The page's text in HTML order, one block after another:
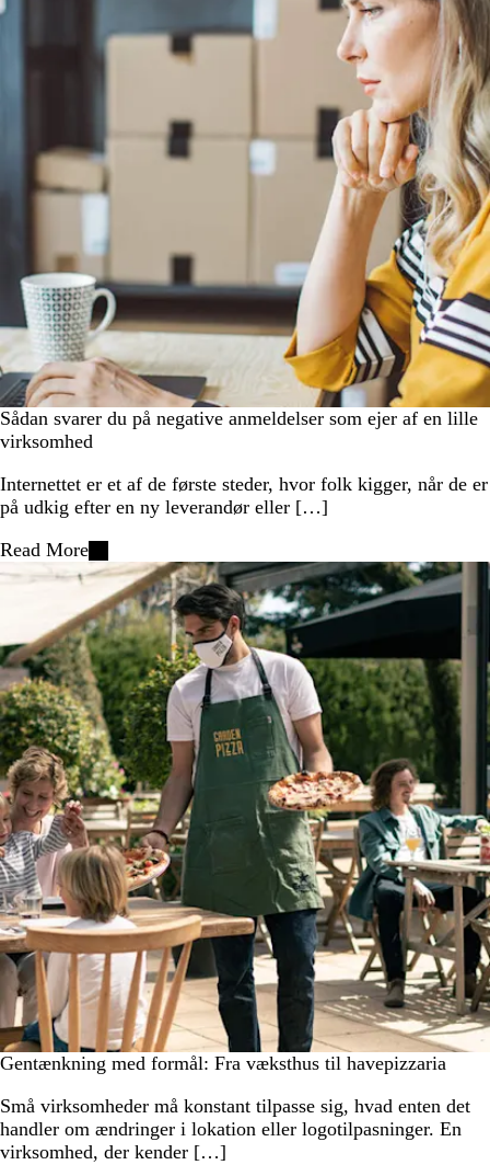
Sådan svarer du på negative anmeldelser som ejer af en lille
virksomhed
Internettet er et af de første steder, hvor folk kigger, når de er
på udkig efter en ny leverandør eller […]
Read More
Gentænkning med formål: Fra væksthus til havepizzaria
Små virksomheder må konstant tilpasse sig, hvad enten det
handler om ændringer i lokation eller logotilpasninger. En
virksomhed, der kender […]